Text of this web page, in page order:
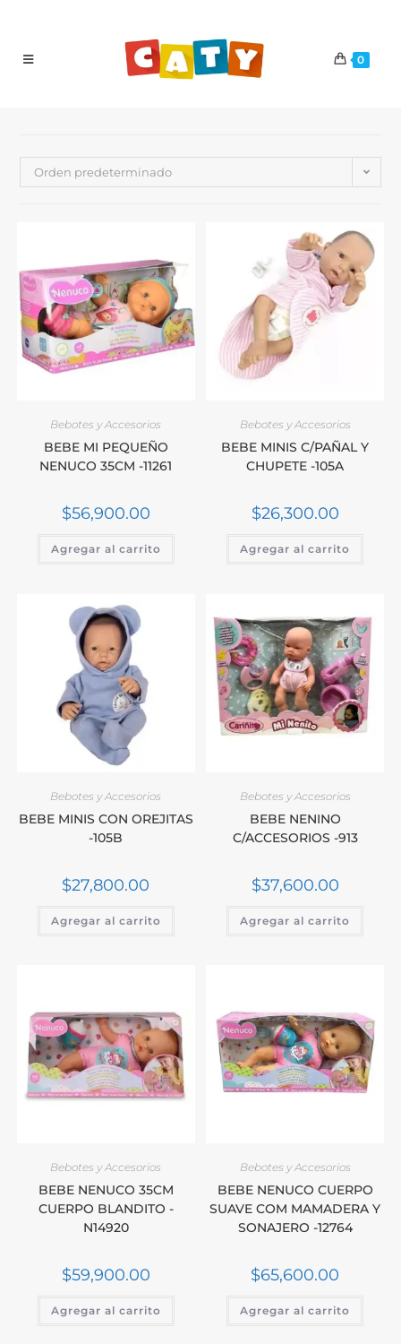
0
Orden predeterminado
Bebotes y Accesorios
BEBE MI PEQUEÑO
NENUCO 35CM -11261
$56,900.00
Agregar al carrito
Bebotes y Accesorios
BEBE MINIS C/PAÑAL Y
CHUPETE -105A
$26,300.00
Agregar al carrito
Bebotes y Accesorios
BEBE MINIS CON OREJITAS
-105B
$27,800.00
Agregar al carrito
Bebotes y Accesorios
BEBE NENINO
C/ACCESORIOS -913
$37,600.00
Agregar al carrito
Bebotes y Accesorios
BEBE NENUCO 35CM
CUERPO BLANDITO -
N14920
$59,900.00
Agregar al carrito
Bebotes y Accesorios
BEBE NENUCO CUERPO
SUAVE COM MAMADERA Y
SONAJERO -12764
$65,600.00
Agregar al carrito